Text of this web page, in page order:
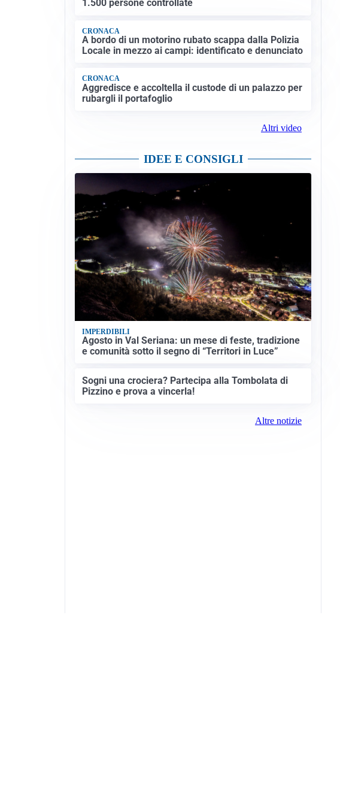
1.500 persone controllate
CRONACA
A bordo di un motorino rubato scappa dalla Polizia
Locale in mezzo ai campi: identificato e denunciato
CRONACA
Aggredisce e accoltella il custode di un palazzo per
rubargli il portafoglio
Altri video
IDEE E CONSIGLI
IMPERDIBILI
Agosto in Val Seriana: un mese di feste, tradizione
e comunità sotto il segno di “Territori in Luce”
Sogni una crociera? Partecipa alla Tombolata di
Pizzino e prova a vincerla!
Altre notizie